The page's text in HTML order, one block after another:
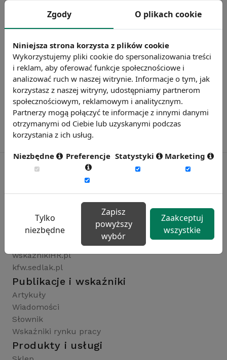
Rynekpracy.pl
wynagrodzenia.pl
raportyplacowe.pl
wskaznikiHR.pl
kfw.sedlak.pl
Publikacje i wskaźniki
Artykuły
Wiadomości
Słownik
Wskaźniki rynku pracy
Produkty i usługi
Zgody O plikach cookie
Niniejsza strona korzysta z plików cookie
Wykorzystujemy pliki cookie do spersonalizowania treści
i reklam, aby oferować funkcje społecznościowe i
analizować ruch w naszej witrynie. Informacje o tym, jak
korzystasz z naszej witryny, udostępniamy partnerom
społecznościowym, reklamowym i analitycznym.
Partnerzy mogą połączyć te informacje z innymi danymi
otrzymanymi od Ciebie lub uzyskanymi podczas
korzystania z ich usług.
Niezbędne Preferencje Statystyki Marketing
Tylko
niezbędne
Zapisz
powyższy
wybór
Zaakceptuj
wszystkie